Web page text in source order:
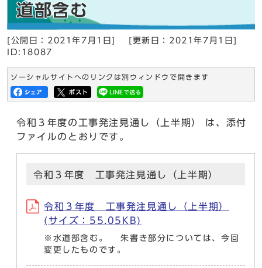
道部含む
[公開日： 2021年7月1日 [更新日： 2021年7月1日
ID:18087
ソーシャルサイトへのリンクは別ウィンドウで開きます
令和３年度の工事発注見通し（上半期） は、添付
ファイルのとおりです。
令和３年度 工事発注見通し（上半期）
令和３年度 工事発注見通し（上半期）
(サイズ：55.05KB)
※水道部含む。 朱書き部分については、今回
変更したものです。